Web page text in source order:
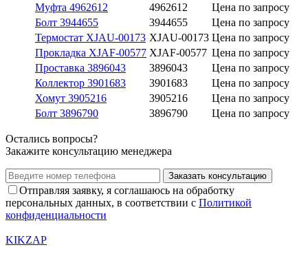
Муфта 4962612
4962612
Цена по запросу
Болт 3944655
3944655
Цена по запросу
Термостат XJAU-00173 XJAU-00173 Цена по запросу
Прокладка XJAF-00577 XJAF-00577 Цена по запросу
Проставка 3896043
3896043
Цена по запросу
Коллектор 3901683
3901683
Цена по запросу
Хомут 3905216
3905216
Цена по запросу
Болт 3896790
3896790 Цена по запросу
Остались вопросы?
Закажите консультацию менеджера
Заказать консультацию
Отправляя заявку, я соглашаюсь на обработку
персональных данных, в соответствии с Политикой
конфиденциальности
KIKZAP